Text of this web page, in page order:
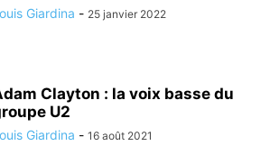
Giardina - 25 janvier 2022
Clayton : la voix basse du
U2
Giardina - 16 août 2021